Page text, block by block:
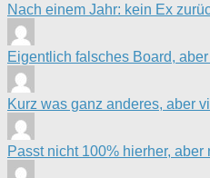
Nach einem Jahr: kein Ex
Eigentlich falsches Board,
Kurz was ganz anderes, aber
Passt nicht 100% hierher,